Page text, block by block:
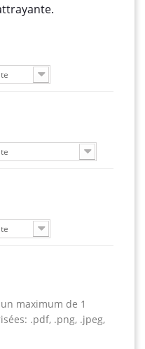
maximum de 1
.pdf, .png, .jpeg,